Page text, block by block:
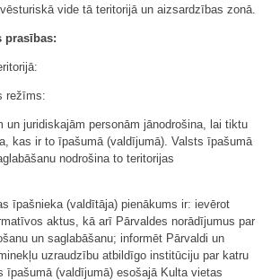
vide tā teritorijā un aizsardzības zonā.
prasības:
režīms:
un juridiskajām personām jānodrošina, lai tiktu
kas ir to īpašumā (valdījumā). Valsts īpašumā
nodrošina to teritorijas
īpašnieka (valdītāja) pienākums ir: ievērot
aktus, kā arī Pārvaldes norādījumus par
un saglabāšanu; informēt Pārvaldi un
uzraudzību atbildīgo institūciju par katru
īpašumā (valdījumā) esošajā Kulta vietas